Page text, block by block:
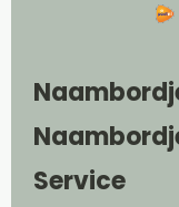
Service